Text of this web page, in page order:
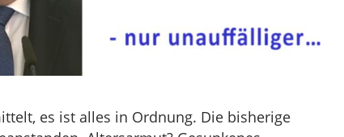
es ist alles in Ordnung. Die bisherige